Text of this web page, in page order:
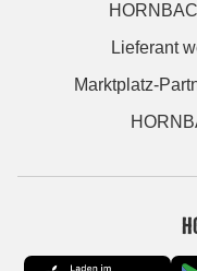
Lieferant
Marktplatz-